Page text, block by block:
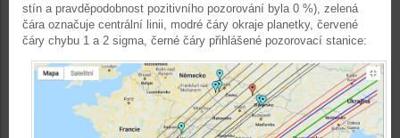
stín a pravděpodobnost pozitivního pozorování byla 0 %), zelená
čára označuje centrální linii, modré čáry okraje planetky, červené
čáry chybu 1 a 2 sigma, černé čáry přihlášené pozorovací stanice: